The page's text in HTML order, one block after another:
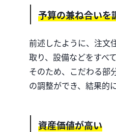
予算の兼ね合いを
前述したように、注文
取り、設備などをすべ
そのため、こだわる部
の調整ができ、結果的
資産価値が高い